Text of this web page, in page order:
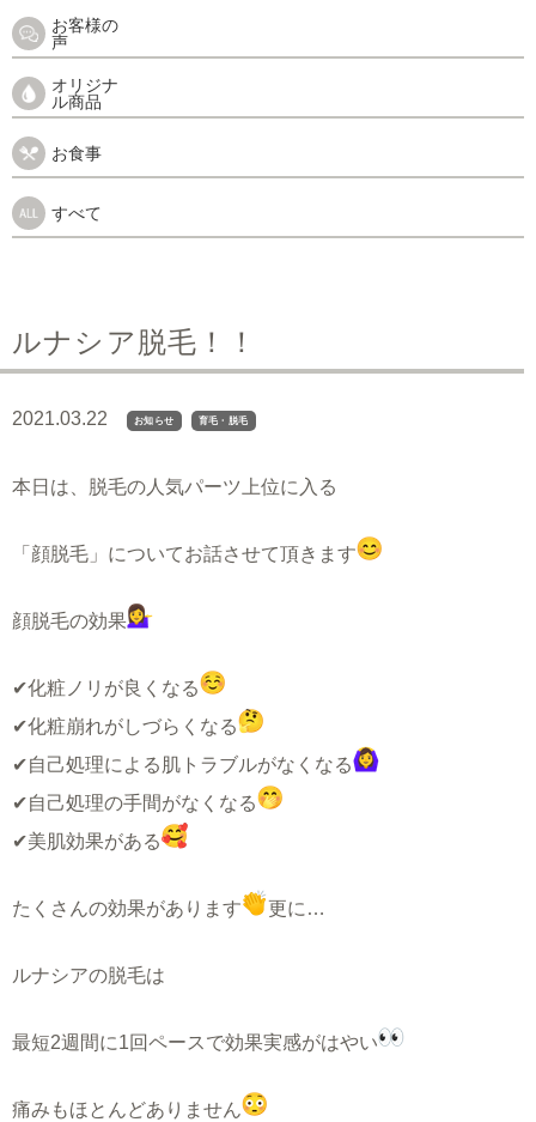
お客様の
声
オリジナ
ル商品
お食事
すべて
ルナシア脱毛！！
2021.03.22 お知らせ 育毛・脱毛
本日は、脱毛の人気パーツ上位に入る
「顔脱毛」についてお話させて頂きます
顔脱毛の効果
✔︎化粧ノリが良くなる
✔︎化粧崩れがしづらくなる
✔︎自己処理による肌トラブルがなくなる
✔︎自己処理の手間がなくなる
✔︎美肌効果がある
たくさんの効果があります 更に…
ルナシアの脱毛は
最短2週間に1回ペースで効果実感がはやい
痛みもほとんどありません